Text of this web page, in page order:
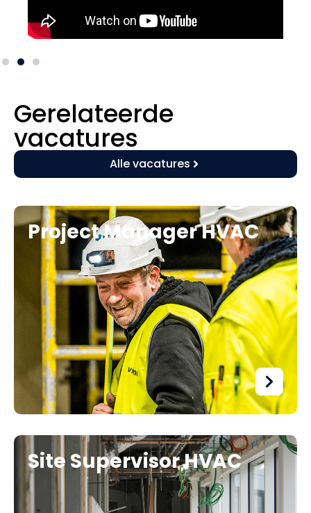
Gerelateerde
vacatures
Alle vacatures
Project Manager HVAC
Site Supervisor HVAC